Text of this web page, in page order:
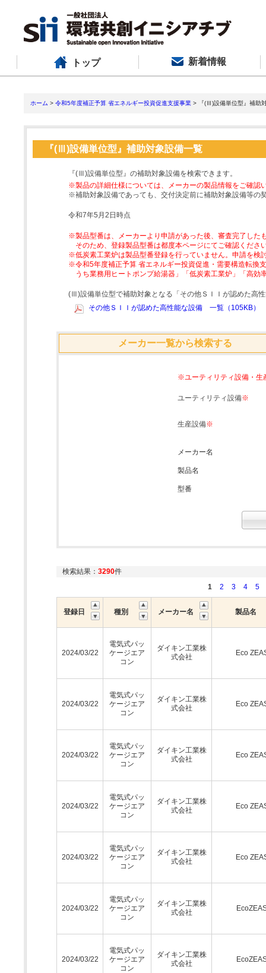
トップ 新着情報
ホーム > 令和5年度補正予算 省エネルギー投資促進支援事業 > 『(Ⅲ)設備単位型』補助
『(Ⅲ)設備単位型』補助対象設備一覧
『(Ⅲ)設備単位型』の補助対象設備を検索できます。
※製品の詳細仕様については、メーカーの製品情報をご確認
※補助対象設備であっても、交付決定前に補助対象設備等の
令和7年5月2日時点
※製品型番は、メーカーより申請があった後、審査完了した
そのため、登録製品型番は都度本ページにてご確認くださ
※低炭素工業炉は製品型番登録を行っていません。申請を検
※令和5年度補正予算 省エネルギー投資促進・需要構造転換
うち業務用ヒートポンプ給湯器」「低炭素工業炉」「高
(Ⅲ)設備単位型で補助対象となる「その他ＳＩＩが認めた高
その他ＳＩＩが認めた高性能な設備 一覧（105KB）
メーカー一覧から検索する
※ユーティリティ設備・生
ユーティリティ設備※
生産設備※
メーカー名
製品名
型番
検索結果： 3290件
1
2 3 4 5
登録日 種別 メーカー名 製品名
2024/03/22
電気式パッ
ケージエア
コン
ダイキン工業株
式会社
Eco
2024/03/22
電気式パッ
ケージエア
コン
ダイキン工業株
式会社
Eco
2024/03/22
電気式パッ
ケージエア
コン
ダイキン工業株
式会社
Eco
2024/03/22
電気式パッ
ケージエア
コン
ダイキン工業株
式会社
Eco
2024/03/22
電気式パッ
ケージエア
コン
ダイキン工業株
式会社
Eco
2024/03/22
電気式パッ
ケージエア
コン
ダイキン工業株
式会社
2024/03/22
電気式パッ
ケージエア
コン
ダイキン工業株
式会社